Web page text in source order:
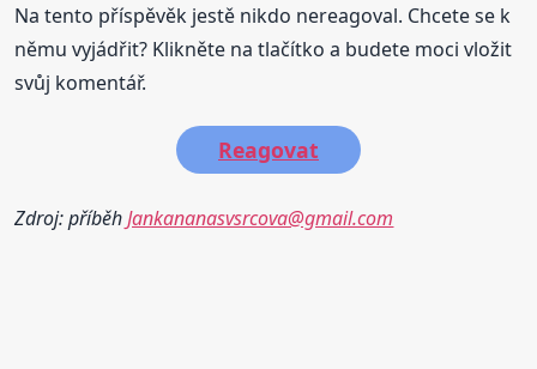
Na tento příspěvěk jestě nikdo nereagoval. Chcete se k
němu vyjádřit? Klikněte na tlačítko a budete moci vložit
svůj komentář.
Reagovat
Zdroj: příběhJankananasvsrcova@gmail.com